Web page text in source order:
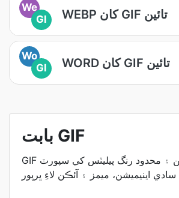
We
GI
WEBP کان GIF تائين
Wo
GI
WORD کان GIF تائين
بابت GIF
GIF فائلون اينيميشن ۽ محدود رنگ پيليٽس کي سپورٽ